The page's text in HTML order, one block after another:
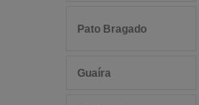
Pato Bragado
Guaíra